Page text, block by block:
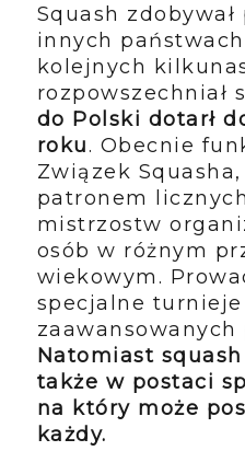
Squash
innych
kolejnych
rozpowszechniał
do Polski dotarł
roku. Obecnie
Związek
patronem
mistrzostw
osób w różnym
wiekowym.
specjalne
zaawansowanych
Natomiast
także w postaci
na który może
każdy.